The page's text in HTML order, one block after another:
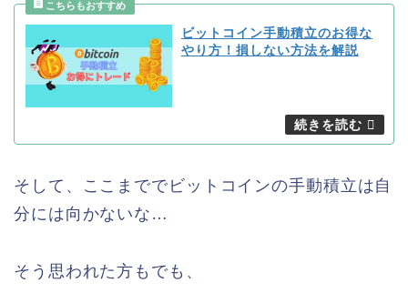
ビットコイン手動積立のお得な
やり方！損しない方法を解説
そして、ここまででビットコインの手動積立は自
分には向かないな…
そう思われた方もでも、